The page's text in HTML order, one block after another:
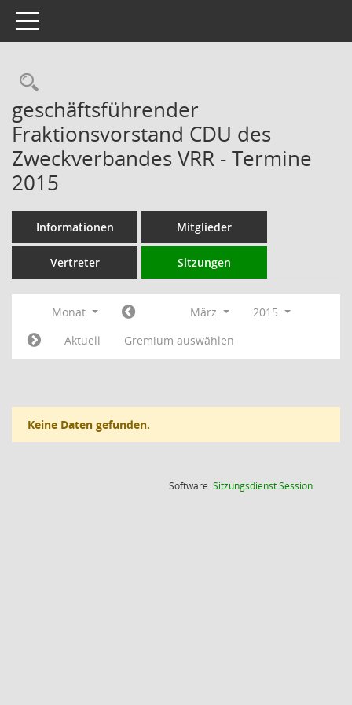
Toggle navigation
Rechercheauswahl
geschäftsführender
Fraktionsvorstand CDU des
Zweckverbandes VRR - Termine
2015
Informationen Mitglieder
Vertreter Sitzungen
Monat März
2015
Aktuell
Gremium auswählen
Keine Daten gefunden.
Software:SitzungsdienstSession(Wird in